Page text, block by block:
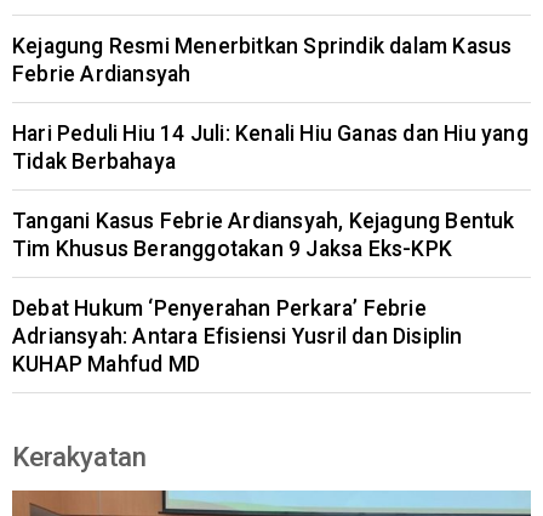
Kejagung Resmi Menerbitkan Sprindik dalam Kasus
Febrie Ardiansyah
Hari Peduli Hiu 14 Juli: Kenali Hiu Ganas dan Hiu yang
Tidak Berbahaya
Tangani Kasus Febrie Ardiansyah, Kejagung Bentuk
Tim Khusus Beranggotakan 9 Jaksa Eks-KPK
Debat Hukum ‘Penyerahan Perkara’ Febrie
Adriansyah: Antara Efisiensi Yusril dan Disiplin
KUHAP Mahfud MD
Kerakyatan